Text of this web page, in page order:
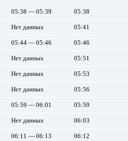
05:38 — 05:39 05:38
Нет данных 05:41
05:44 — 05:46 05:46
Нет данных 05:51
Нет данных 05:53
Нет данных 05:56
05:59 — 06:01 05:59
Нет данных 06:03
06:11 — 06:13 06:12